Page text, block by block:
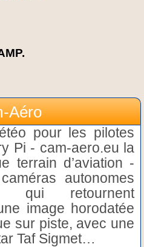
Aéro
pour les pilotes
Pi - cam-aero.eu la
terrain d’aviation -
autonomes
qui retournent
image horodatée
sur piste, avec une
Taf Sigmet…